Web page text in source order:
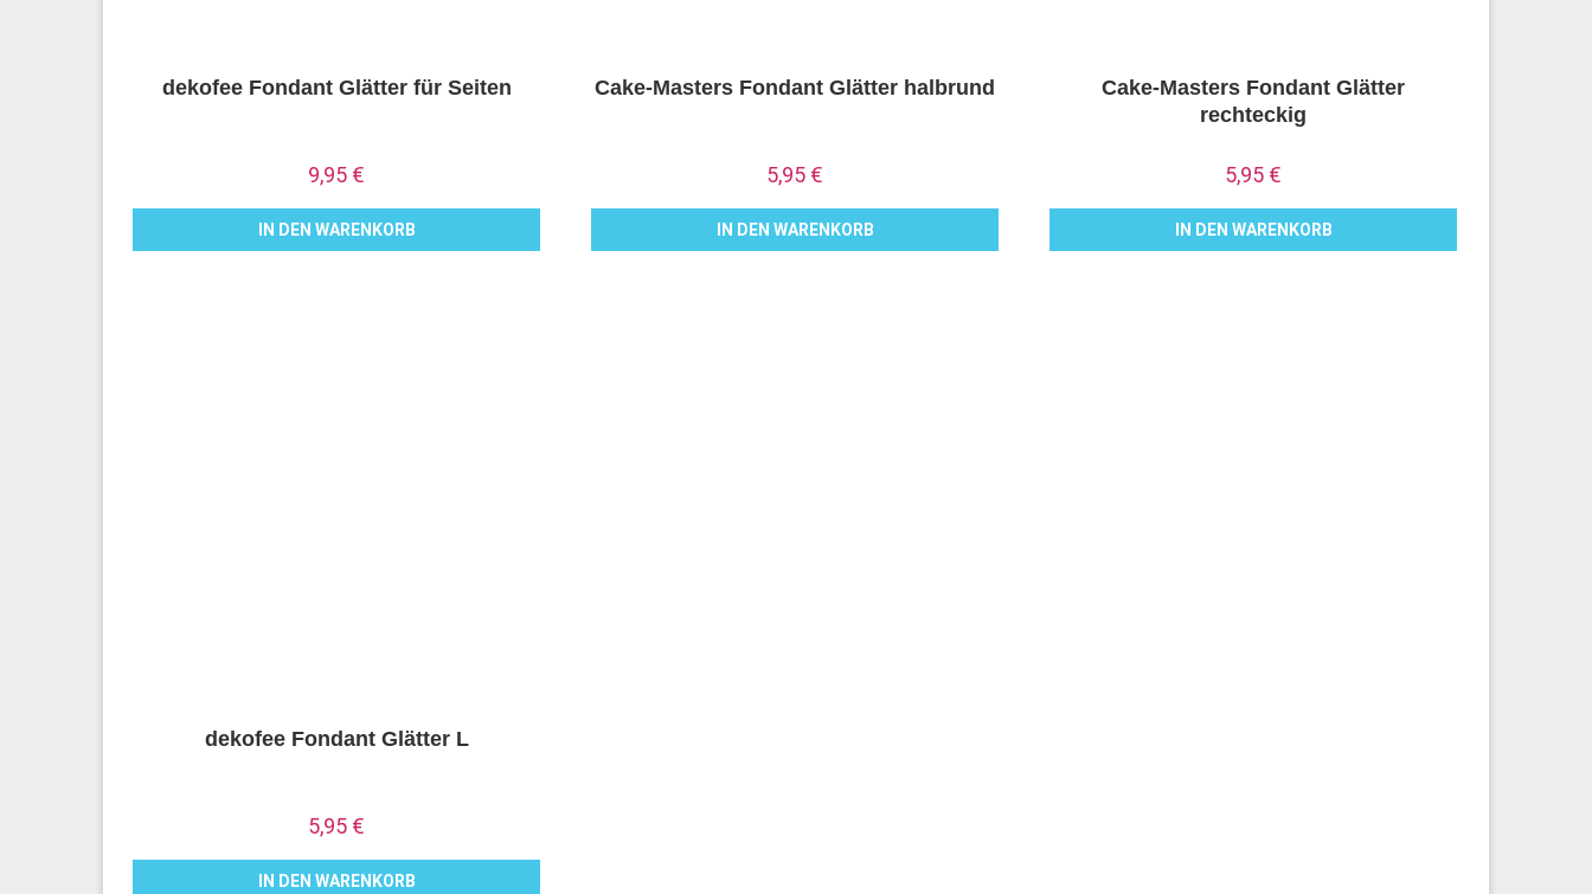
dekofee Fondant Glätter für Seiten
9,95 €
IN DEN WARENKORB
Cake-Masters Fondant Glätter halbrund
5,95 €
IN DEN WARENKORB
Cake-Masters Fondant Glätter
rechteckig
5,95 €
IN DEN WARENKORB
dekofee Fondant Glätter L
5,95 €
IN DEN WARENKORB